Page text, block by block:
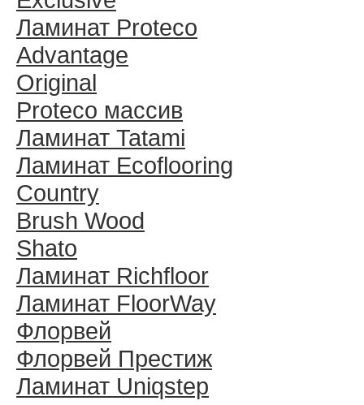
Ламинат Proteco
Advantage
Original
Proteco массив
Ламинат Tatami
Ламинат Ecoflooring
Country
Brush Wood
Shato
Ламинат Richfloor
Ламинат FloorWay
Флорвей
Флорвей Престиж
Ламинат Uniqstep